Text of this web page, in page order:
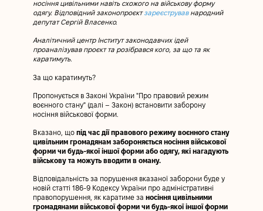
носіння цивільними навіть схожого на військову форму
одягу. Відповідний законопроєктзареєструвавнародний
депутат Сергій Власенко.
Аналітичний центр Інститут законодавчих ідей
проаналізував проєкт та розібрався кого, за що та як
каратимуть.
За що каратимуть?
Пропонується в Законі України "Про правовий режим
воєнного стану" (далі – Закон) встановити заборону
носіння військової форми.
Вказано, що під час дії правового режиму воєнного стану
цивільним громадянам забороняється носіння військової
форми чи будь-якої іншої форми або одягу, які нагадують
військову та можуть вводити в оману.
Відповідальність за порушення вказаної заборони буде у
новій статті 186-9 Кодексу України про адміністративні
правопорушення, як каратиме за носіння цивільними
громадянами військової форми чи будь-якої іншої форми